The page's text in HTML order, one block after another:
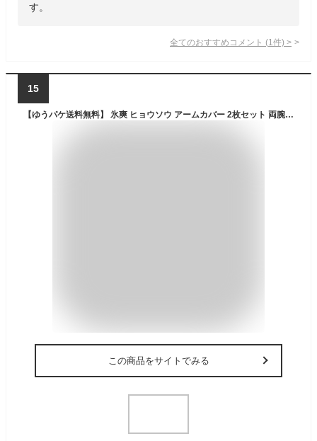
す。
全てのおすすめコメント (1 件) >
15
【ゆうパケ送料無料】 氷爽 ヒョウソウ アームカバー 2枚セット 両腕 アームスリーブ アームホールあり 持続性 スポーツ観戦 冷感 男女兼用 予防 UVカット 夏
この商品をサイトでみる